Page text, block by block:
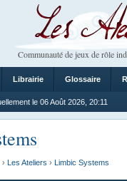
Les Ateliers
Communauté de jeux de rôle
Librairie Glossaire
le 06 Août 2026, 20:11
› Les Ateliers › Limbic Systems